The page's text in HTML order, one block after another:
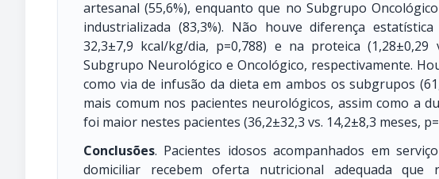
artesanal (55,6%), enquanto que no Subgrupo
industrializada (83,3%). Não houve diferença
32,3±7,9 kcal/kg/dia, p=0,788) e na proteica
Subgrupo Neurológico e Oncológico, respectivamente.
como via de infusão da dieta em ambos os subgrupos
mais comum nos pacientes neurológicos, assim como a
foi maior nestes pacientes (36,2±32,3 vs. 14,2±8,3 meses,
Conclusões. Pacientes idosos acompanhados em
domiciliar recebem oferta nutricional adequada